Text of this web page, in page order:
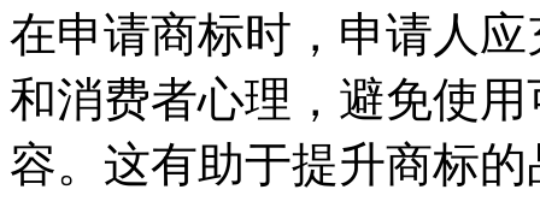
在申请商标时，申请人
和消费者心理，避免使
容。这有助于提升商标